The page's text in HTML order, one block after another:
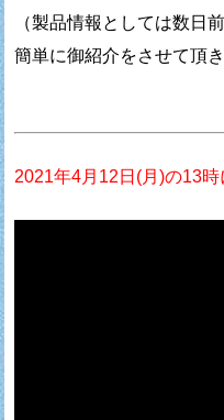
（製品情報としては数日
簡単に御紹介をさせて頂き
2021年4月12日(月)の13時